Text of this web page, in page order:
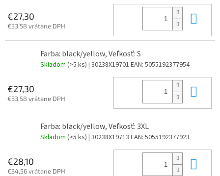
€27,30
€33,58 vrátane DPH
Farba: black/yellow, Veľkosť: S
Skladom (>5 ks) | 30238X19701 EAN: 5055192377954
€27,30
€33,58 vrátane DPH
Farba: black/yellow, Veľkosť: 3XL
Skladom (>5 ks) | 30238X19713 EAN: 5055192377923
€28,10
€34,56 vrátane DPH